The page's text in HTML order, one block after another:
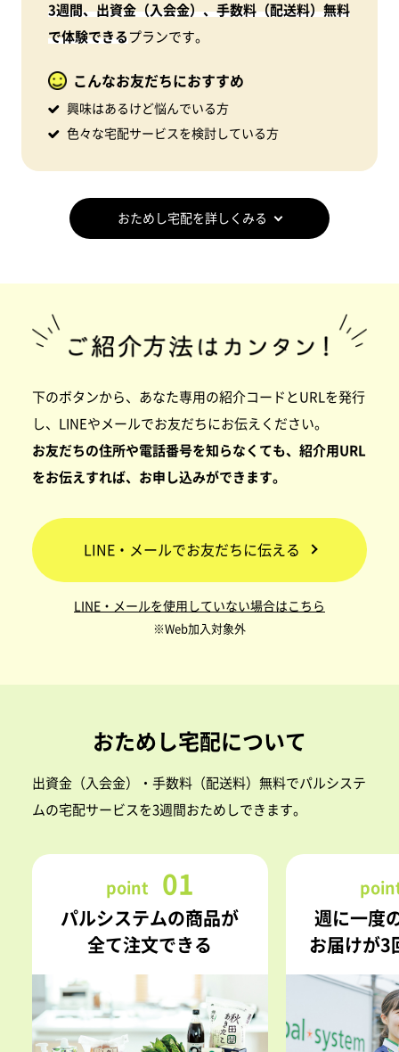
3週間、出資金（入会金）、手数料（配送料）無料
で体験できるプランです。
こんなお友だちにおすすめ
興味はあるけど悩んでいる方
色々な宅配サービスを検討している方
おためし宅配を詳しくみる
下のボタンから、あなた専用の紹介コードとURLを発行
し、LINEやメールでお友だちにお伝えください。
お友だちの住所や電話番号を知らなくても、紹介用URL
をお伝えすれば、お申し込みができます。
LINE・メールでお友だちに伝える
LINE・メールを使用していない場合はこちら
※Web加入対象外
おためし宅配について
出資金（入会金）・手数料（配送料）無料でパルシステ
ムの宅配サービスを3週間おためしできます。
point 01
パルシステムの商品が
全て注文できる
週に一度
お届けが3